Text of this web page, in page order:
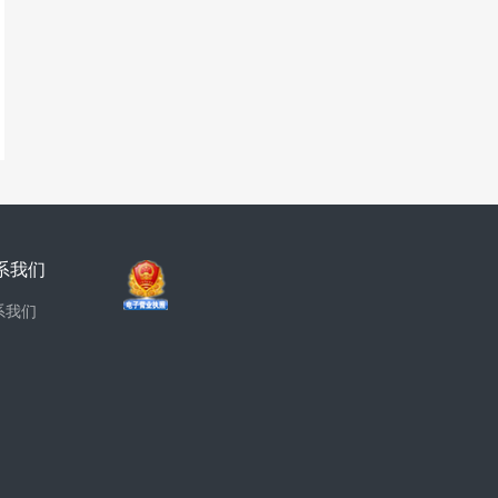
我们
我们